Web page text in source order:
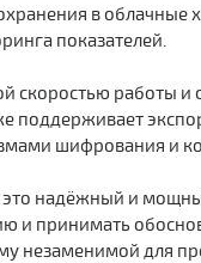
в
показателей.
скоростью работы
поддерживает
шифрования и
надёжный и
и принимать
незаменимой для